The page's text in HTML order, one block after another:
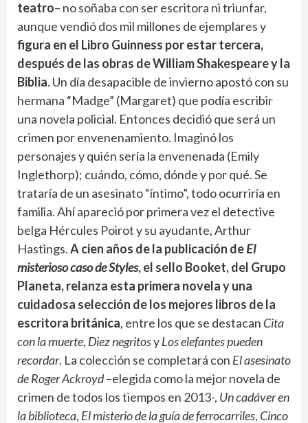
teatro– no soñaba con ser escritora ni triunfar,
aunque vendió dos mil millones de ejemplares y
figura en el Libro Guinness por estar tercera,
después de las obras de William Shakespeare y la
Biblia. Un día desapacible de invierno apostó con su
hermana “Madge” (Margaret) que podía escribir
una novela policial. Entonces decidió que será un
crimen por envenenamiento. Imaginó los
personajes y quién sería la envenenada (Emily
Inglethorp); cuándo, cómo, dónde y por qué. Se
trataría de un asesinato “íntimo”, todo ocurriría en
familia. Ahí apareció por primera vez el detective
belga Hércules Poirot y su ayudante, Arthur
Hastings.A cien años de la publicación deEl
misterioso caso de Styles, el sello Booket, del Grupo
Planeta, relanza esta primera novela y una
cuidadosa selección de los mejores libros de la
escritora británica, entre los que se destacan Cita
con la muerte, Diez negritosyLos elefantes pueden
recordar. La colección se completará con El asesinato
de Roger Ackroyd–elegida como la mejor novela de
crimen de todos los tiempos en 2013-, Un cadáver en
la biblioteca, El misterio de la guía de ferrocarriles, Cinco